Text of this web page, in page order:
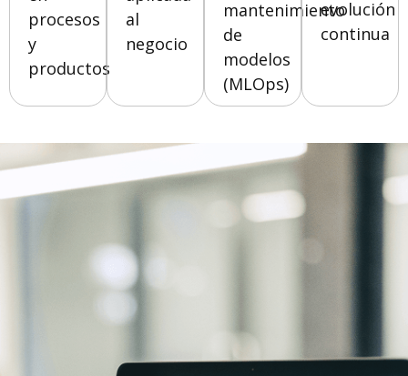
procesos
y
productos
al
negocio
mantenimiento
de
modelos
(MLOps)
evolución
continua